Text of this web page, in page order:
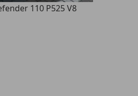
110 P525 V8